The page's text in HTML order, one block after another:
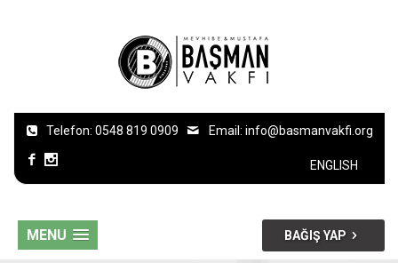
Telefon: 0548 819 0909 Email: info@basmanvakfi.org
ENGLISH
BAĞIŞ YAP
MENU